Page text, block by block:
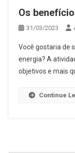
Os
31/03/2023
Você gostaria de
energia? A
objetivos e mais
Continue